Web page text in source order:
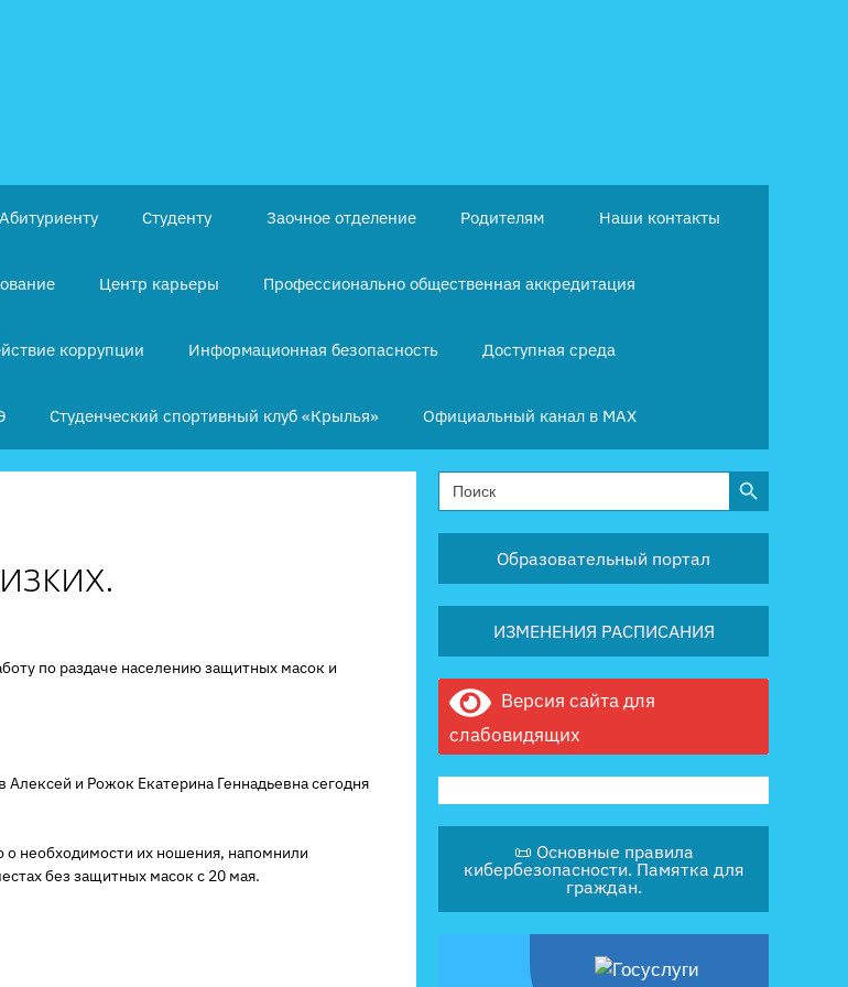
Абитуриенту Студенту Заочное отделение Родителям Наши контакты
Центр карьеры Профессионально общественная аккредитация
коррупции Информационная безопасность Доступная среда
Студенческий спортивный клуб «Крылья» Официальный канал в MAX
по раздаче населению защитных масок и
и Рожок Екатерина Геннадьевна сегодня
о необходимости их ношения, напомнили
без защитных масок с 20 мая.
Search
for:
Search Button
Образовательный портал
ИЗМЕНЕНИЯ РАСПИСАНИЯ
Версия сайта для
слабовидящих
📜 Основные правила
кибербезопасности. Памятка для
граждан.